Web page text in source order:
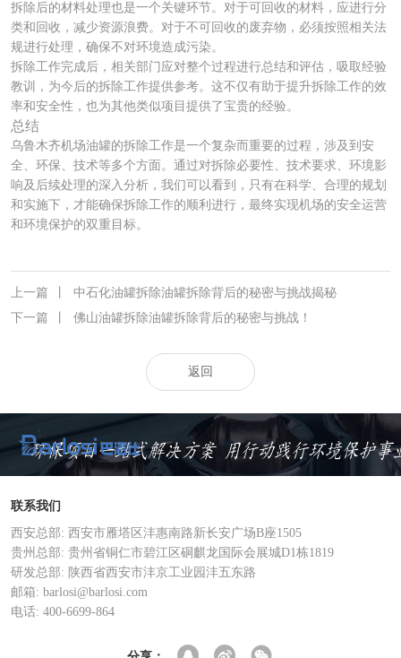
拆除后的材料处理也是一个关键环节。对于可回收的材料，应进行分
类和回收，减少资源浪费。对于不可回收的废弃物，必须按照相关法
规进行处理，确保不对环境造成污染。
拆除工作完成后，相关部门应对整个过程进行总结和评估，吸取经验
教训，为今后的拆除工作提供参考。这不仅有助于提升拆除工作的效
率和安全性，也为其他类似项目提供了宝贵的经验。
总结
乌鲁木齐机场油罐的拆除工作是一个复杂而重要的过程，涉及到安
全、环保、技术等多个方面。通过对拆除必要性、技术要求、环境影
响及后续处理的深入分析，我们可以看到，只有在科学、合理的规划
和实施下，才能确保拆除工作的顺利进行，最终实现机场的安全运营
和环境保护的双重目标。
上一篇
中石化油罐拆除油罐拆除背后的秘密与挑战揭秘
下一篇
佛山油罐拆除油罐拆除背后的秘密与挑战！
返回
联系我们
西安总部: 西安市雁塔区沣惠南路新长安广场B座1505
贵州总部: 贵州省铜仁市碧江区硐麒龙国际会展城D1栋1819
研发总部: 陕西省西安市沣京工业园沣五东路
邮箱: barlosi@barlosi.com
电话: 400-6699-864